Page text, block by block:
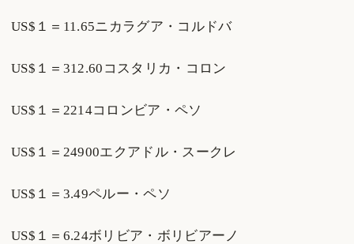
US$１＝11.65ニカラグア・コルドバ
US$１＝312.60コスタリカ・コロン
US$１＝2214コロンビア・ペソ
US$１＝24900エクアドル・スークレ
US$１＝3.49ペルー・ペソ
US$１＝6.24ボリビア・ボリビアーノ